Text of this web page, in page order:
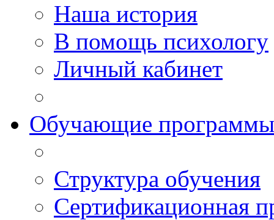
Наша история
В помощь психологу
Личный кабинет
Обучающие программы
Структура обучения
Сертификационная